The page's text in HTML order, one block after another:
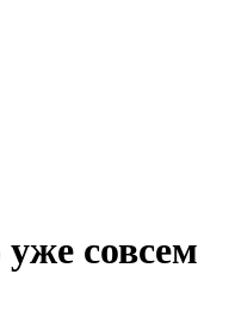
совсем